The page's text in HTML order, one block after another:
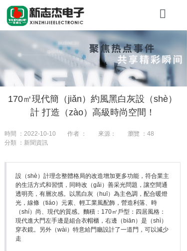
關於
產品
工程
170㎡現代簡（jiǎn）約風黑白灰設（shè）
計 打造（zào）高級時尚空間！
時間 ：2022-10-10 作者 ： 來源： 瀏覽 ：48
分類 ：新聞資訊
設（shè）計理念整體格局的改造增加更多功能，符合業主
的生活方式和習慣，同時改（gǎi）善采光問題，讓空間通
透明亮，有層次感。以黑白灰（huī）為主色調，配合暖燈
光，線條（tiáo）元素、輕工業風配飾，營造利落、時
（shí）尚、現代的質感。麵積：170㎡戶型：四居風格：
現代進大門左手邊是組合衣帽櫃，右邊（biān）是（shì）
穿衣鏡。另外（wài）特意給門廳設計了一道門，可以減少
走